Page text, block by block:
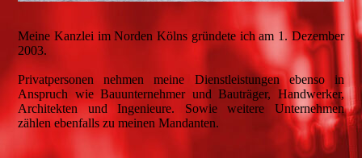
Meine Kanzlei im Norden Kölns gründete ich am 1. Dezember
2003.
Privatpersonen nehmen meine Dienstleistungen ebenso in
Anspruch wie Bauunternehmer und Bauträger, Handwerker,
Architekten und Ingenieure. Sowie weitere Unternehmen
zählen ebenfalls zu meinen Mandanten.